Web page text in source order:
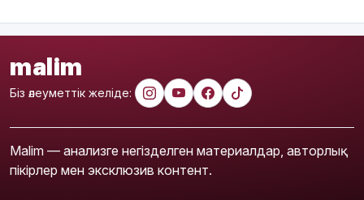
malim
Біз әлеуметтік желіде:
Malim — анализге негізделген материалдар, авторлық
пікірлер мен эксклюзив контент.